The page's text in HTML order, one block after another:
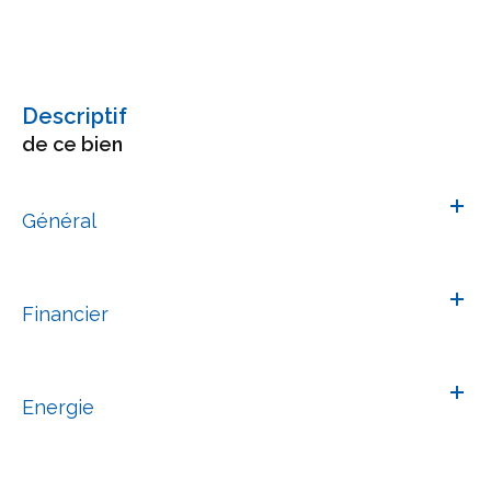
descriptif
de ce bien
Général
Financier
Energie